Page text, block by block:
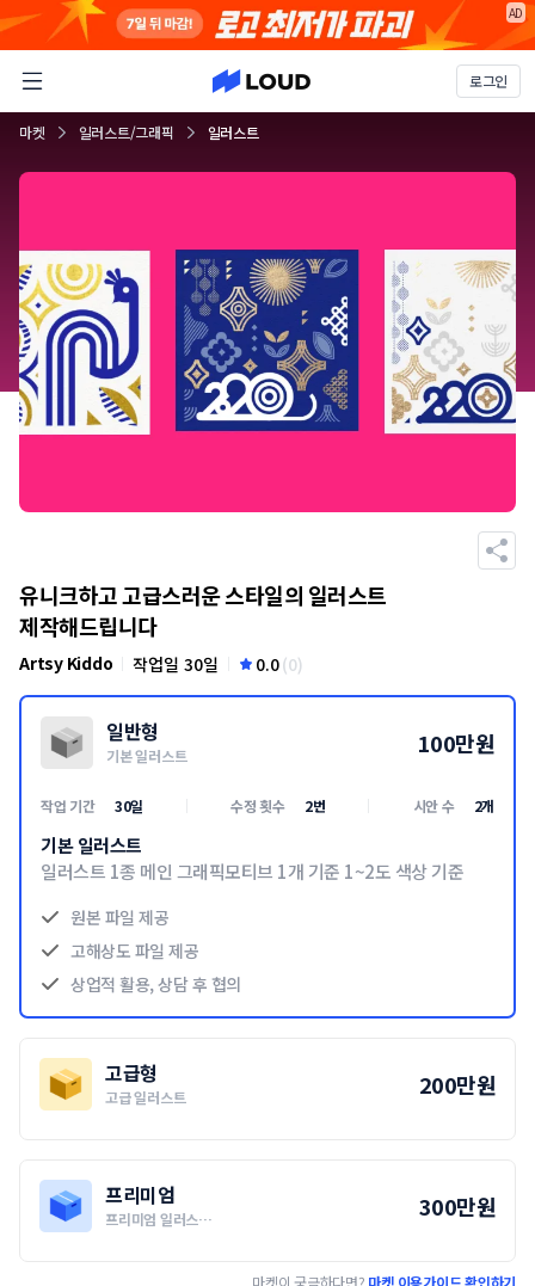
AD
로그인
마켓 일러스트/그래픽 일러스트
유니크하고 고급스러운 스타일의 일러스트
제작해드립니다
Artsy Kiddo 작업일 30일 0.0(0)
일반형
기본 일러스트 100만원
작업 기간 30일 수정 횟수 2번 시안 수 2개
기본 일러스트
일러스트 1종 메인 그래픽모티브 1개 기준 1~2도 색상 기준
원본 파일 제공
고해상도 파일 제공
상업적 활용, 상담 후 협의
고급형
고급 일러스트 200만원
고급 일러스트
일러스트 2 종 메인 그래픽모티브 1개 기준 채색 포함
프리미엄
프리미엄 일러스트 시리즈 300만원